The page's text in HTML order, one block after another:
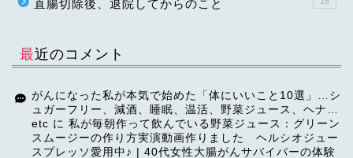
直腸切除後、退院してからのこと
最近のコメント
がんになった私が本気で始めた「体にいいこと10選」…シ
ュガーフリー、減酒、睡眠、温活、野菜ジュース、ヘナ…
etc に 私が毎朝作って飲んでいる野菜ジュース：グリーン
スムージーの作り方実演動画作りました ヘルシオジュー
スプレッソ愛用中♪ | 40代女性大腸がんサバイバーの体験